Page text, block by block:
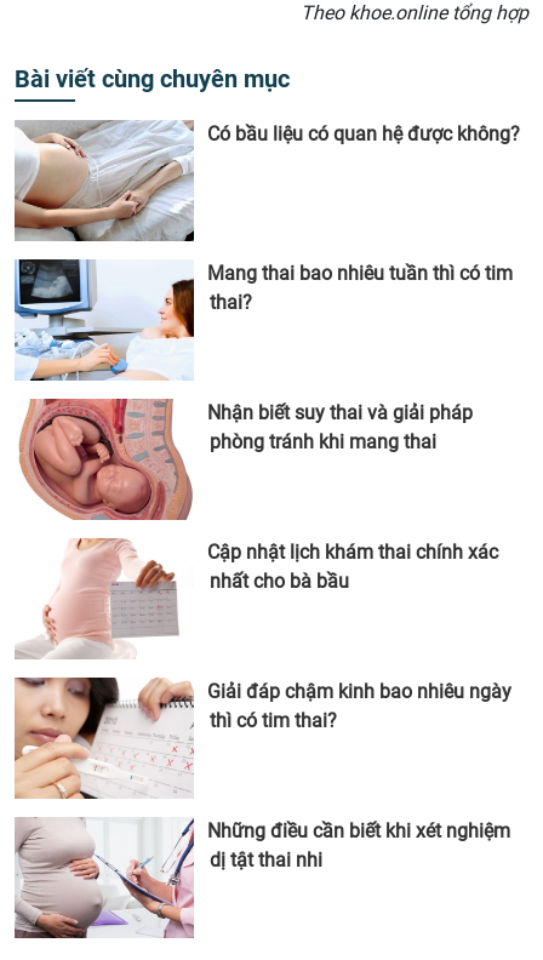
Theo khoe.online tổng hợp
Bài viết cùng chuyên mục
Có bầu liệu có quan hệ được không?
Mang thai bao nhiêu tuần thì có tim
thai?
Nhận biết suy thai và giải pháp
phòng tránh khi mang thai
Cập nhật lịch khám thai chính xác
nhất cho bà bầu
Giải đáp chậm kinh bao nhiêu ngày
thì có tim thai?
Những điều cần biết khi xét nghiệm
dị tật thai nhi